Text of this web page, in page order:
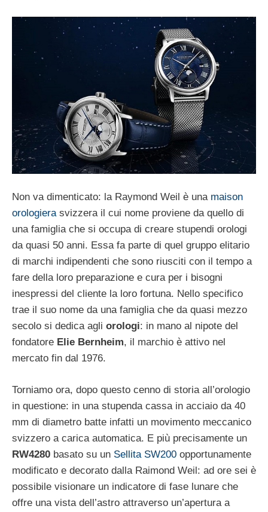
Non va dimenticato: la Raymond Weil è una maison
orologierasvizzera il cui nome proviene da quello di
una famiglia che si occupa di creare stupendi orologi
da quasi 50 anni. Essa fa parte di quel gruppo elitario
di marchi indipendenti che sono riusciti con il tempo a
fare della loro preparazione e cura per i bisogni
inespressi del cliente la loro fortuna. Nello specifico
trae il suo nome da una famiglia che da quasi mezzo
secolo si dedica agli orologi: in mano al nipote del
fondatore Elie Bernheim, il marchio è attivo nel
mercato fin dal 1976.
Torniamo ora, dopo questo cenno di storia all’orologio
in questione: in una stupenda cassa in acciaio da 40
mm di diametro batte infatti un movimento meccanico
svizzero a carica automatica. E più precisamente un
RW4280 basato su un Sellita SW200 opportunamente
modificato e decorato dalla Raimond Weil: ad ore sei è
possibile visionare un indicatore di fase lunare che
offre una vista dell’astro attraverso un’apertura a